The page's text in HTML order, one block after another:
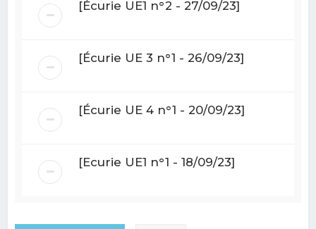
[Écurie UE1 n°2 - 27/09/23]
[Écurie UE 3 n°1 - 26/09/23]
[Écurie UE 4 n°1 - 20/09/23]
[Ecurie UE1 n°1 - 18/09/23]